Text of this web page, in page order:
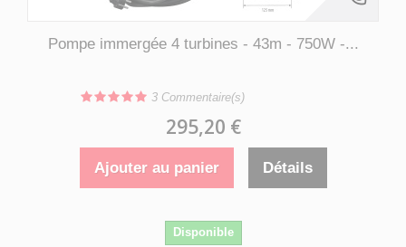
Pompe immergée 4 turbines - 43m - 750W -...
3 Commentaire(s)
295,20 €
Ajouter au panier Détails
Disponible